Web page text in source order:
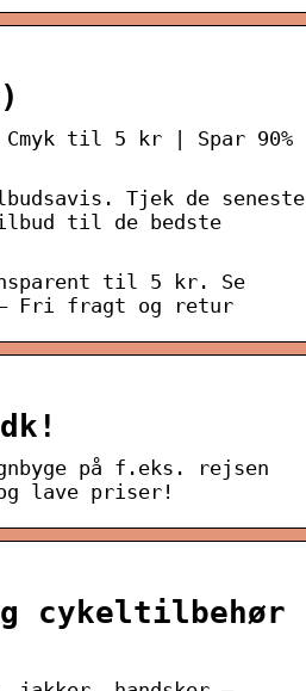
Cmyk til 5 kr | Spar 90%
Tjek de seneste
til de bedste
til 5 kr. Se
– Fri fragt og retur
på f.eks. rejsen
lave priser!
cykeltilbehør